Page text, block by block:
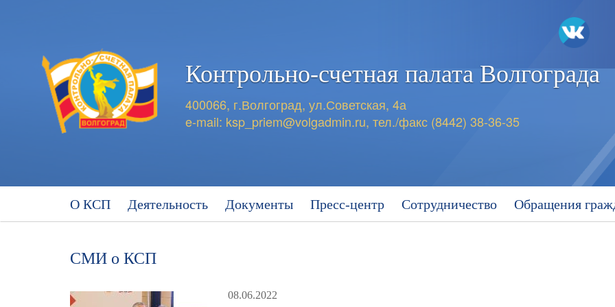
Контрольно-счетная палата Волгограда
400066, г.Волгоград, ул.Советская, 4а
e-mail: ksp_priem@volgadmin.ru, тел./факс (8442) 38-36-35
О КСП Деятельность Документы Пресс-центр Сотрудничество Обращения
СМИ о КСП
08.06.2022